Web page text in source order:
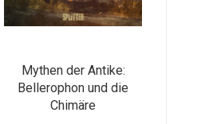
Mythen der Antike:
Bellerophon und die
Chimäre